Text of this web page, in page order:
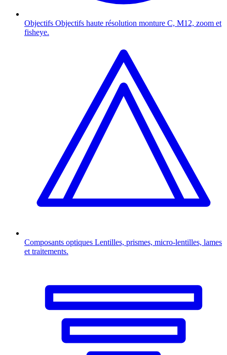
Objectifs Objectifs haute résolution monture C, M12, zoom et
fisheye.
Composants optiques Lentilles, prismes, micro-lentilles, lames
et traitements.